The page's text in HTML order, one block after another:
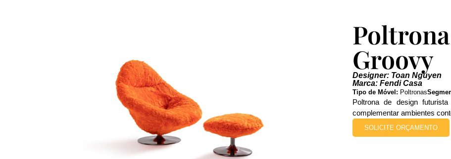
Groovy
Designer: Toan Nguyen
Marca: Fendi Casa
Tipo de Móvel: Poltronas
Poltrona de design
complementar ambientes
SOLICITE ORÇAMENTO